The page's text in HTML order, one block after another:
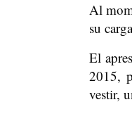
Al
su
El
2015,
vestir,